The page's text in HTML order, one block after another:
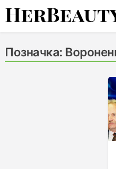
Skip
Позначка: